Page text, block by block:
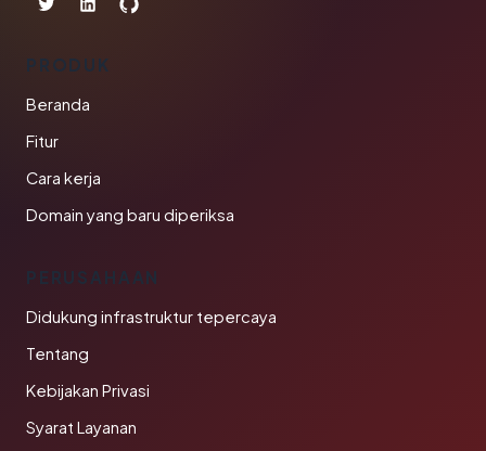
PRODUK
Beranda
Fitur
Cara kerja
Domain yang baru diperiksa
PERUSAHAAN
Didukung infrastruktur tepercaya
Tentang
Kebijakan Privasi
Syarat Layanan